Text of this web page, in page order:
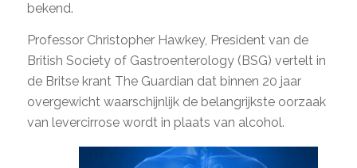
bekend.
Professor Christopher Hawkey, President van de
British Society of Gastroenterology (BSG) vertelt in
de Britse krant The Guardian dat binnen 20 jaar
overgewicht waarschijnlijk de belangrijkste oorzaak
van levercirrose wordt in plaats van alcohol.